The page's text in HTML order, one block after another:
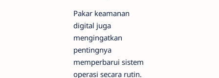
Pakar keamanan
digital juga
mengingatkan
pentingnya
memperbarui sistem
operasi secara rutin.